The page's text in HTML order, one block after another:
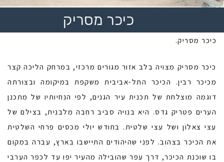
כיכר מסריק
כיכר מסריק.
כיכר מסריק מצויה בלב אזור מגורים מרכזי, במרחק הליכה קצר
מכיכר רבין. הכיכר התל-אביבית משקפת במיקומה ובצורתה
דוגמה מוצלחת של תכנית עיר הגנים, לפי הנחיותיו של מתכנן
הערים פטריק גדס. היא בנויה סביב רחבה מלבנית, בצילם של
עצי צאלון ושל עצי שלטית. בחודש יולי מכסים פרחי השלטית
את הכיכר בצהוב. לפני שהיהודים התיישבו בארץ, עברה במקום
בו שוכנת הכיכר, דרך עפר שהובילה מהעיר יפו עד לכפר הערבי